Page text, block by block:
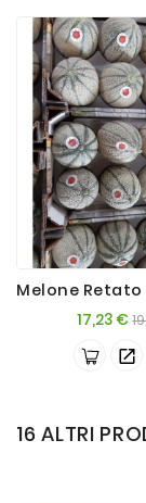
17,23 €
16 ALTRI